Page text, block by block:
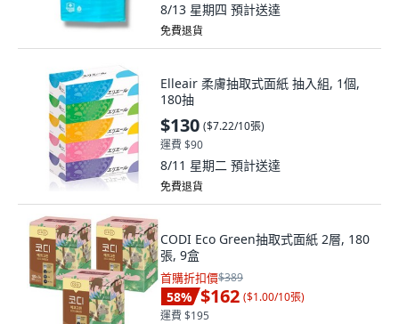
8/13 星期四 預計送達
免費退貨
Elleair 柔膚抽取式面紙 抽入組, 1個,
180抽
$130 ($7.22/10張)
運費 $90
8/11 星期二 預計送達
免費退貨
CODI Eco Green抽取式面紙 2層, 180
張, 9盒
首購折扣價$389
58% $162 ($1.00/10張)
運費 $195